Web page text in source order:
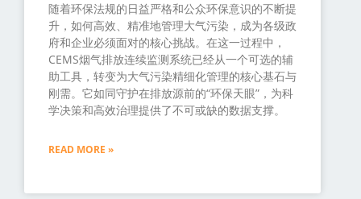
随着环保法规的日益严格和公众环保意识的不断提
升，如何高效、精准地管理大气污染，成为各级政
府和企业必须面对的核心挑战。在这一过程中，
CEMS烟气排放连续监测系统已经从一个可选的辅
助工具，转变为大气污染精细化管理的核心基石与
刚需。它如同守护在排放源前的“环保天眼”，为科
学决策和高效治理提供了不可或缺的数据支撑。
READ MORE »